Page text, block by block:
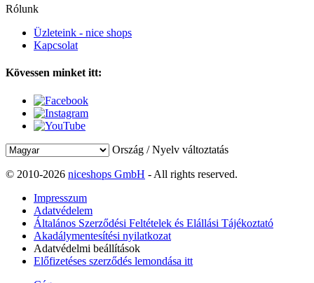
Rólunk
Üzleteink - nice shops
Kapcsolat
Kövessen minket itt:
Ország / Nyelv változtatás
© 2010-2026 niceshops GmbH - All rights reserved.
Impresszum
Adatvédelem
Általános Szerződési Feltételek és Elállási Tájékoztató
Akadálymentesítési nyilatkozat
Adatvédelmi beállítások
Előfizetéses szerződés lemondása itt